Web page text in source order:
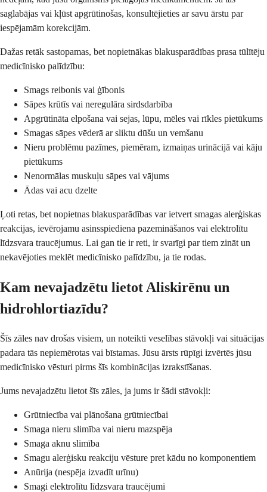
saglabājas vai kļūst apgrūtinošas, konsultējieties ar savu ārstu par
iespējamām korekcijām.
Dažas retāk sastopamas, bet nopietnākas blakusparādības prasa tūlītēju
medicīnisko palīdzību:
Smags reibonis vai ģībonis
Sāpes krūtīs vai neregulāra sirdsdarbība
Apgrūtināta elpošana vai sejas, lūpu, mēles vai rīkles pietūkums
Smagas sāpes vēderā ar sliktu dūšu un vemšanu
Nieru problēmu pazīmes, piemēram, izmaiņas urinācijā vai kāju
pietūkums
Nenormālas muskuļu sāpes vai vājums
Ādas vai acu dzelte
Ļoti retas, bet nopietnas blakusparādības var ietvert smagas alerģiskas
reakcijas, ievērojamu asinsspiediena pazemināšanos vai elektrolītu
līdzsvara traucējumus. Lai gan tie ir reti, ir svarīgi par tiem zināt un
nekavējoties meklēt medicīnisko palīdzību, ja tie rodas.
Kam nevajadzētu lietot Aliskirēnu un
hidrohlortiazīdu?
Šīs zāles nav drošas visiem, un noteikti veselības stāvokļi vai situācijas
padara tās nepiemērotas vai bīstamas. Jūsu ārsts rūpīgi izvērtēs jūsu
medicīnisko vēsturi pirms šīs kombinācijas izrakstīšanas.
Jums nevajadzētu lietot šīs zāles, ja jums ir šādi stāvokļi:
Grūtniecība vai plānošana grūtniecībai
Smaga nieru slimība vai nieru mazspēja
Smaga aknu slimība
Smagu alerģisku reakciju vēsture pret kādu no komponentiem
Anūrija (nespēja izvadīt urīnu)
Smagi elektrolītu līdzsvara traucējumi